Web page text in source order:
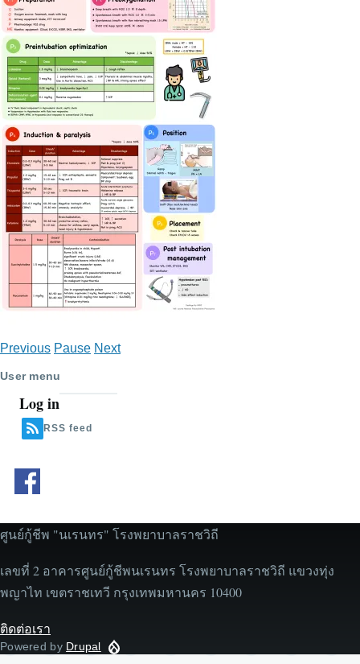
Previous Pause Next
User menu
Log in
RSS feed
ศูนย์กู้ชีพ "นเรนทร" โรงพยาบาลราชวิถี
เลขที่ 2 อาคารศูนย์กู้ชีพนเรนทร โรงพยาบาลราชวิถี แขวงทุ่ง
พญาไท เขตราชเทวี กรุงเทพมหานคร 10400
ติดต่อเรา
Powered by Drupal